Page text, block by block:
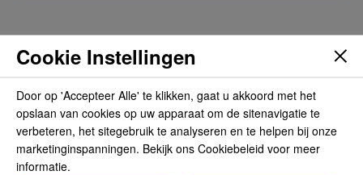
Beoordelingen
Schrijf de eerste review over dit product
Schrijf een beoordeling
Cookie Instellingen
Door op 'Accepteer Alle' te klikken, gaat u akkoord met het
opslaan van cookies op uw apparaat om de sitenavigatie te
verbeteren, het sitegebruik te analyseren en te helpen bij onze
marketinginspanningen. Bekijk ons Cookiebeleid voor meer
informatie.